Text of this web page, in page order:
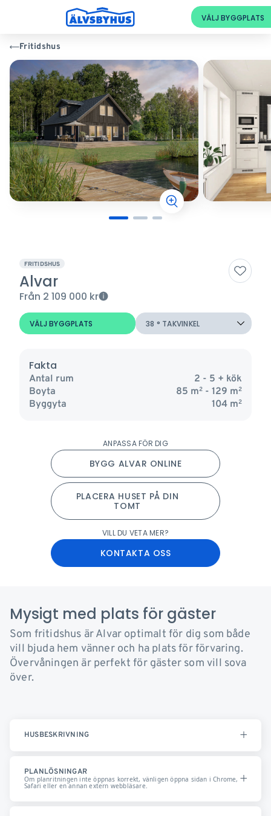
Fritidshus
FRITIDSHUS
Alvar
Från 2 109 000 kr
Fakta
Antal rum 2 - 5 + kök
Boyta
85 m2 - 129 m2
Byggyta 104 m2
ANPASSA FÖR DIG
BYGG ALVAR ONLINE
PLACERA HUSET PÅ DIN
TOMT
VILL DU VETA MER?
KONTAKTA OSS
Mysigt med plats för gäster
Som fritidshus är Alvar optimalt för dig som både
vill bjuda hem vänner och ha plats för förvaring.
Övervåningen är perfekt för gäster som vill sova
över.
HUSBESKRIVNING
PLANLÖSNINGAR
Om planritningen inte öppnas korrekt, vänligen öppna sidan i Chrome,
Safari eller en annan extern webbläsare.